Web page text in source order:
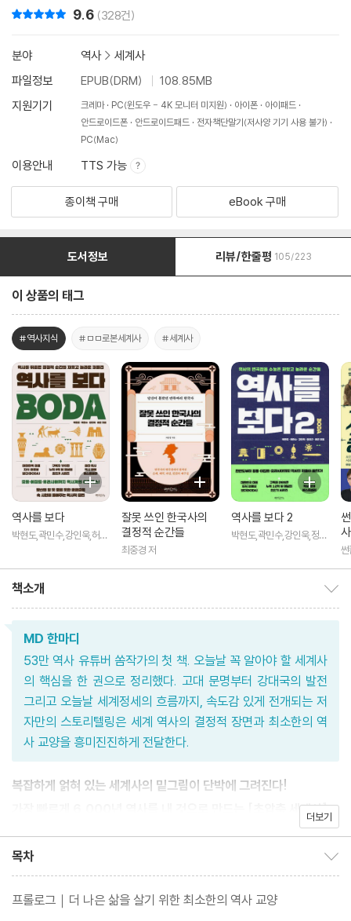
9.6 (328건)
분야 역사> 세계사
파일정보
EPUB(DRM)
108.85MB
지원기기
크레마 PC(윈도우 - 4K 모니터 미지원) 아이폰
아이패드
안드로이드폰
안드로이드패드
전자책단말기(저사양 기기 사용 불가)
PC(Mac)
이용안내 TTS 가능
종이책 구매 eBook 구매
도서정보 리뷰/한줄평 105/223
이 상품의 태그
#역사지식 #ㅁㅁ로본세계사 #세계사
역사를 보다
박현도,곽민수,강인욱,허준
잘못 쓰인 한국사의
결정적 순간들
최중경 저
역사를 보다 2
박현도,곽민수,강인욱,정요
사
썬
책소개
MD 한마디
53만 역사 유튜버 쏨작가의 첫 책. 오늘날 꼭 알아야 할 세계사
의 핵심을 한 권으로 정리했다. 고대 문명부터 강대국의 발전
그리고 오늘날 세계정세의 흐름까지, 속도감 있게 전개되는 저
자만의 스토리텔링은 세계 역사의 결정적 장면과 최소한의 역
사 교양을 흥미진진하게 전달한다.
복잡하게 얽혀 있는 세계사의 밑그림이 단박에 그려진다!
가장 빠르게 6,000년 역사를 내 것으로 만드는 [초압축 세계사]
러시아는 왜 우크라이나와 전쟁을 벌이는 걸까? 미국은 언제부터
전 세계를 호령하는 강대국이 되었을까? 『요즘 어른을 위한 최소한
의 세계사』는 오늘날 꼭 알아야 할 세계사의 주요 사건을 핵심만 쏙
더보기
목차
프롤로그｜더 나은 삶을 살기 위한 최소한의 역사 교양